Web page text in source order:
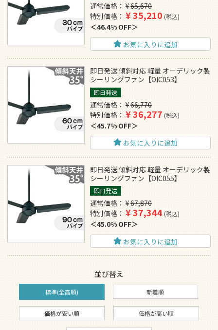
通常価格 ¥65,670
特別価格
¥35,210 税込
46.4% OFF
お気に入りに追加
即日発送 傾斜対応 軽量 オーデリック製
シーリングファン【OIC053】
即日発送
通常価格 ¥66,770
特別価格
¥36,277 税込
45.7% OFF
お気に入りに追加
即日発送 傾斜対応 軽量 オーデリック製
シーリングファン【OIC055】
即日発送
通常価格 ¥67,870
特別価格
¥37,344 税込
45.0% OFF
お気に入りに追加
並び替え
標準(全高順) 新着順
価格が安い順 価格が高い順